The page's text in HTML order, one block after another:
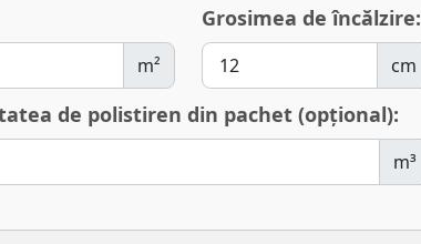
m²
Grosimea de încălzire:
cm
de polistiren din pachet (opțional):
m³